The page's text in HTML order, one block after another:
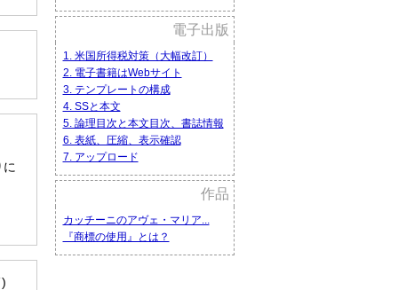
電子出版
1. 米国所得税対策（大幅改訂）
2. 電子書籍はWebサイト
3. テンプレートの構成
4. SSと本文
5. 論理目次と本文目次、書誌情報
6. 表紙、圧縮、表示確認
7. アップロード
作品
カッチーニのアヴェ・マリア...
『商標の使用』とは？